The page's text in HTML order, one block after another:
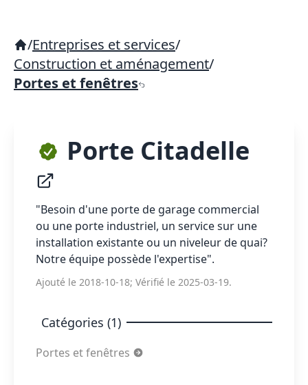
/Entreprises et services/
Construction et aménagement/
Portes et fenêtres
Porte Citadelle
"Besoin d'une porte de garage commercial
ou une porte industriel, un service sur une
installation existante ou un niveleur de quai?
Notre équipe possède l'expertise".
Ajouté le 2018-10-18; Vérifié le 2025-03-19.
Catégories (1)
Portes et fenêtres